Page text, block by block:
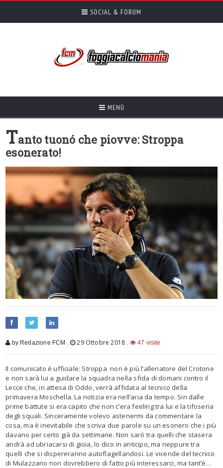
SOCIAL & FORUM
MENÙ
Tanto tuonó che piovve: Stroppa
esonerato!
by Redazione FCM , 29 Ottobre 2018 , 47 visite
Il comunicato è ufficiale: Stroppa non è più l’allenatore del Crotone
e non sarà lui a guidare la squadra nella sfida di domani contro il
Lecce che, in attesa di Oddo, verrà affidata al tecnico della
primavera Moschella. La notizia era nell’aria da tempo. Sin dalle
prime battute si era capito che non c’era feeling tra lui e la tifoseria
degli squali. Sinceramente volevo astenermi da commentare la
cosa, ma è inevitabile che scriva due parole su un esonero che i più
davano per certo già da settimane. Non saró tra quelli che stasera
andrà ad ubriacarsi di gioia, lo dico in anticipo, ma neppure tra
quelli che si dispereranno autoflagellandosi. Le vicende del tecnico
di Mulazzano non dovrebbero di fatto più interessarci, ma tant’è…